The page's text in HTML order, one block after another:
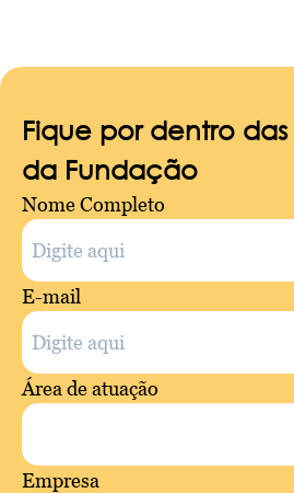
Fique por dentro
da Fundação
Nome Completo
E-mail
Área de atuação
Empresa